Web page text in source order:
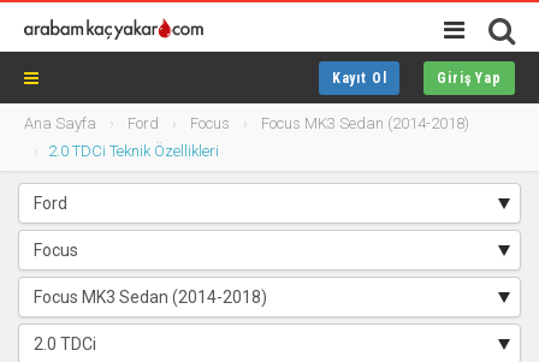
Kayıt Ol Giriş Yap
Ana Sayfa Ford Focus
Focus MK3 Sedan (2014-2018)
2.0 TDCi Teknik Özellikleri